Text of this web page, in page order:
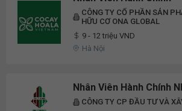
CÔNG TY CỔ PHẦN SẢN
HỮU CƠ ONA GLOBAL
9 - 12 triệu VND
Hà Nội
Nhân Viên Hành Chính
CÔNG TY CP ĐẦU TƯ VÀ